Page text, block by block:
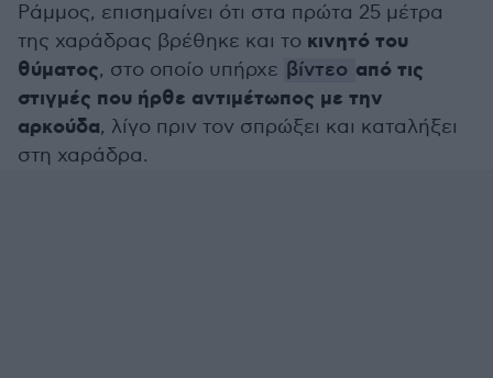
Ράμμος, επισημαίνει ότι στα πρώτα 25 μέτρα
της χαράδρας βρέθηκε και το κινητό του
θύματος, στο οποίο υπήρχε βίντεο από τις
στιγμές που ήρθε αντιμέτωπος με την
αρκούδα, λίγο πριν τον σπρώξει και καταλήξει
στη χαράδρα.